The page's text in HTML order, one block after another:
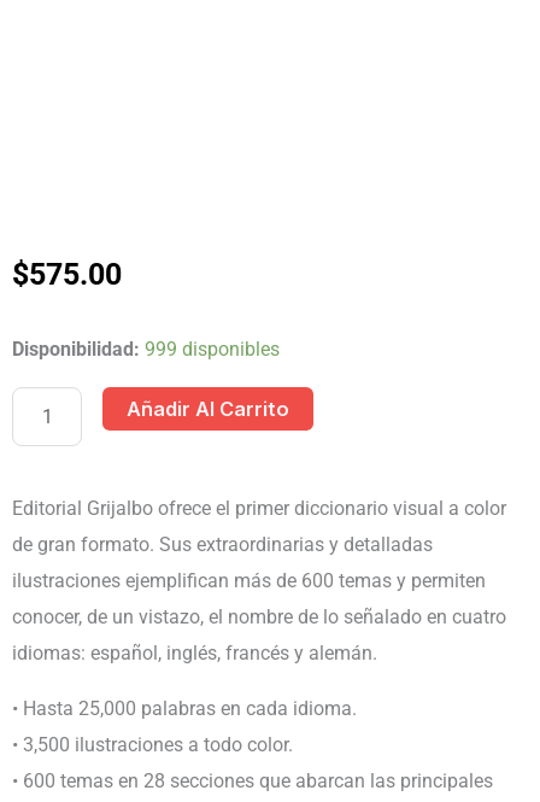
$575.00
Disponibilidad: 999 disponibles
DICCIONARIO
VISUAL
GRIJALBO
Añadir Al Carrito
Editorial Grijalbo ofrece el primer diccionario visual a color
de gran formato. Sus extraordinarias y detalladas
ilustraciones ejemplifican más de 600 temas y permiten
conocer, de un vistazo, el nombre de lo señalado en cuatro
idiomas: español, inglés, francés y alemán.
• Hasta 25,000 palabras en cada idioma.
• 3,500 ilustraciones a todo color.
• 600 temas en 28 secciones que abarcan las principales